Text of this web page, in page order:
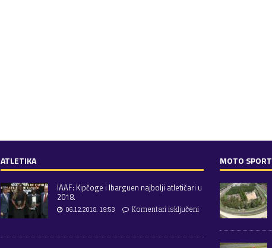
ATLETIKA
IAAF: Kipčoge i Ibarguen najbolji atletičari u
2018.
06.12.2018. 19:53
Komentari isključeni
MOTO SPORT